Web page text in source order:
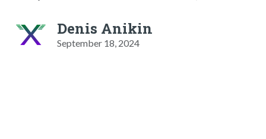
Denis Anikin
September 18, 2024